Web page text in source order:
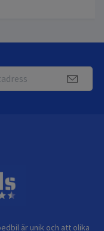
är unik och att olika